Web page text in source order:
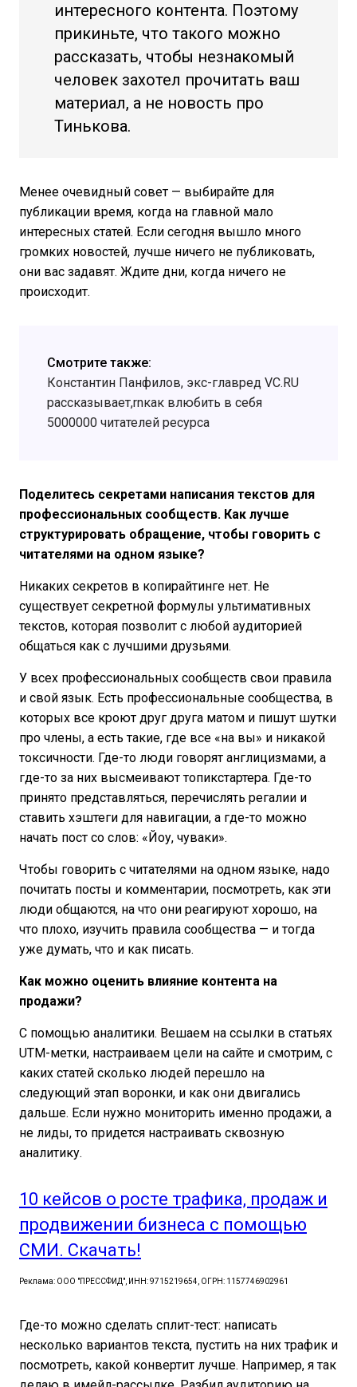
интересного контента. Поэтому
прикиньте, что такого можно
рассказать, чтобы незнакомый
человек захотел прочитать ваш
материал, а не новость про
Тинькова.
Менее очевидный совет — выбирайте для
публикации время, когда на главной мало
интересных статей. Если сегодня вышло много
громких новостей, лучше ничего не публиковать,
они вас задавят. Ждите дни, когда ничего не
происходит.
Смотрите также:
Константин Панфилов, экс-главред VC.RU
рассказывает,rnкак влюбить в себя
5000000 читателей ресурса
Поделитесь секретами написания текстов для
профессиональных сообществ. Как лучше
структурировать обращение, чтобы говорить с
читателями на одном языке?
Никаких секретов в копирайтинге нет. Не
существует секретной формулы ультимативных
текстов, которая позволит с любой аудиторией
общаться как с лучшими друзьями.
У всех профессиональных сообществ свои правила
и свой язык. Есть профессиональные сообщества, в
которых все кроют друг друга матом и пишут шутки
про члены, а есть такие, где все «на вы» и никакой
токсичности. Где-то люди говорят англицизмами, а
где-то за них высмеивают топикстартера. Где-то
принято представляться, перечислять регалии и
ставить хэштеги для навигации, а где-то можно
начать пост со слов: «Йоу, чуваки».
Чтобы говорить с читателями на одном языке, надо
почитать посты и комментарии, посмотреть, как эти
люди общаются, на что они реагируют хорошо, на
что плохо, изучить правила сообщества — и тогда
уже думать, что и как писать.
Как можно оценить влияние контента на
продажи?
С помощью аналитики. Вешаем на ссылки в статьях
UTM-метки, настраиваем цели на сайте и смотрим, с
каких статей сколько людей перешло на
следующий этап воронки, и как они двигались
дальше. Если нужно мониторить именно продажи, а
не лиды, то придется настраивать сквозную
аналитику.
10 кейсов о росте трафика, продаж и
продвижении бизнеса с помощью
СМИ. Скачать!
Реклама: ООО "ПРЕССФИД", ИНН: 9715219654, ОГРН: 1157746902961
Где-то можно сделать сплит-тест: написать
несколько вариантов текста, пустить на них трафик и
посмотреть, какой конвертит лучше. Например, я так